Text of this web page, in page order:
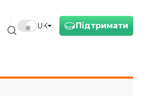
Підтримати
UK